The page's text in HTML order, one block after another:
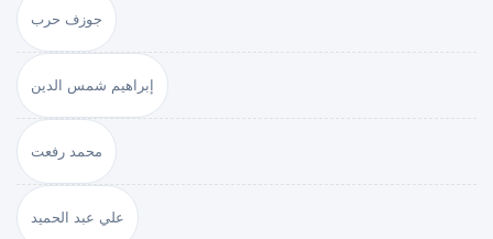
جوزف حرب
إبراهيم شمس الدين
محمد رفعت
علي عبد الحميد